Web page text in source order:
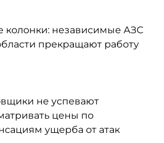
колонки: независимые АЗС
прекращают работу
не успевают
цены по
ущерба от атак